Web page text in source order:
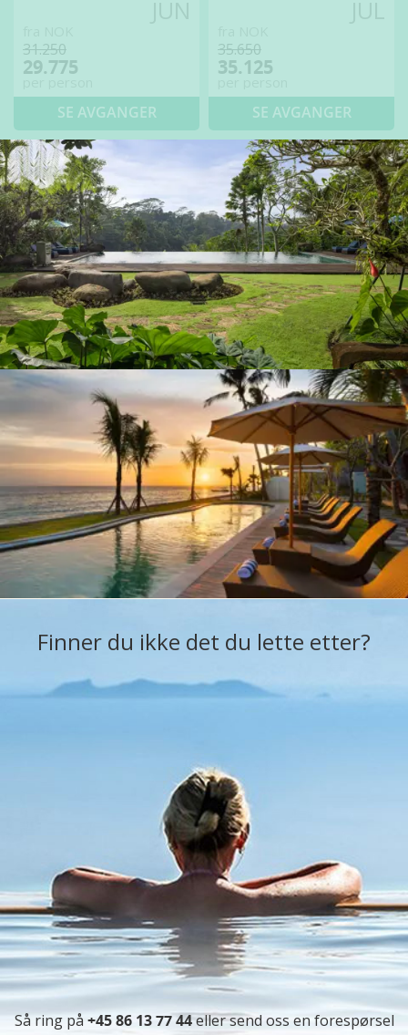
31.250
29.775
SE AVGANGER
35.650
35.125
SE AVGANGER
Finner du ikke det du lette etter?
Så ring på +45 86 13 77 44eller send oss ​​en forespørsel